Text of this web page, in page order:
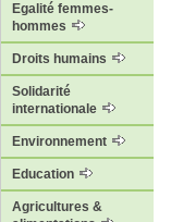
Egalité femmes-
hommes
Droits humains
Solidarité
internationale
Environnement
Education
Agricultures &